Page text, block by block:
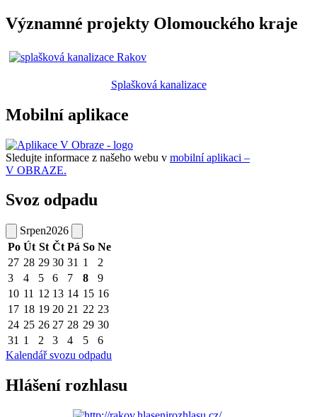
Významné projekty Olomouckého kraje
Splašková kanalizace
Mobilní aplikace
Sledujte informace z našeho webu v mobilní aplikaci –
V OBRAZE.
Svoz odpadu
Srpen2026
Po Út St Čt Pá So Ne
27 28 29 30 31 1
2
3
4 5 6 7 8
9
10 11 12 13 14 15 16
17 18 19 20 21 22 23
24 25 26 27 28 29 30
31 1 2 3 4 5
6
Kalendář svozu odpadu
Hlášení rozhlasu